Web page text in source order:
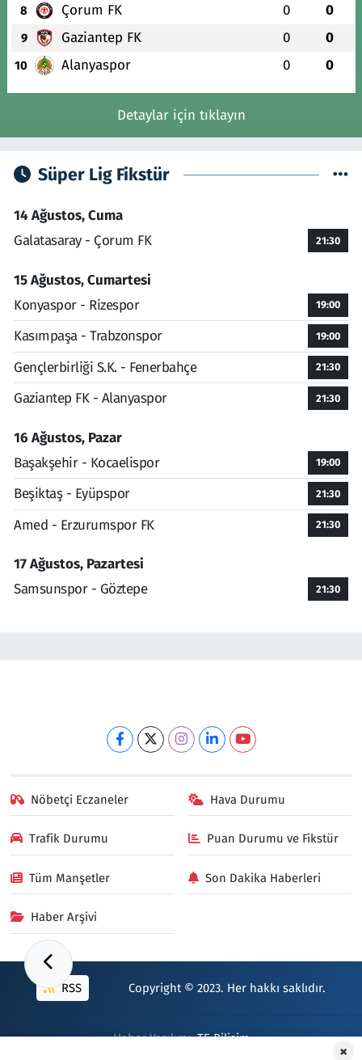
×
8 Çorum FK 0 0
9 Gaziantep FK 0 0
10 Alanyaspor 0 0
Detaylar için tıklayın
Süper Lig Fikstür
14 Ağustos, Cuma
Galatasaray - Çorum FK
21:30
15 Ağustos, Cumartesi
Konyaspor - Rizespor
19:00
Kasımpaşa - Trabzonspor 19:00
Gençlerbirliği S.K. - Fenerbahçe 21:30
Gaziantep FK - Alanyaspor 21:30
16 Ağustos, Pazar
Başakşehir - Kocaelispor
19:00
Beşiktaş - Eyüpspor 21:30
Amed - Erzurumspor FK 21:30
17 Ağustos, Pazartesi
Samsunspor - Göztepe
21:30
Nöbetçi Eczaneler Hava Durumu
Trafik Durumu Puan Durumu ve Fikstür
Tüm Manşetler Son Dakika Haberleri
Haber Arşivi
RSS Copyright © 2023. Her hakkı saklıdır.
Haber Yazılımı:TE Bilişim